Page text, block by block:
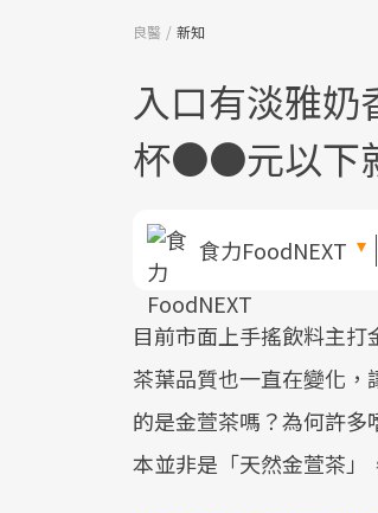
良醫 新知
入口有淡雅奶
杯●●元以下
食力FoodNEXT
目前市面上手搖飲料主
茶葉品質也一直在變化
的是金萱茶嗎？為何許
本並非是「天然金萱茶」